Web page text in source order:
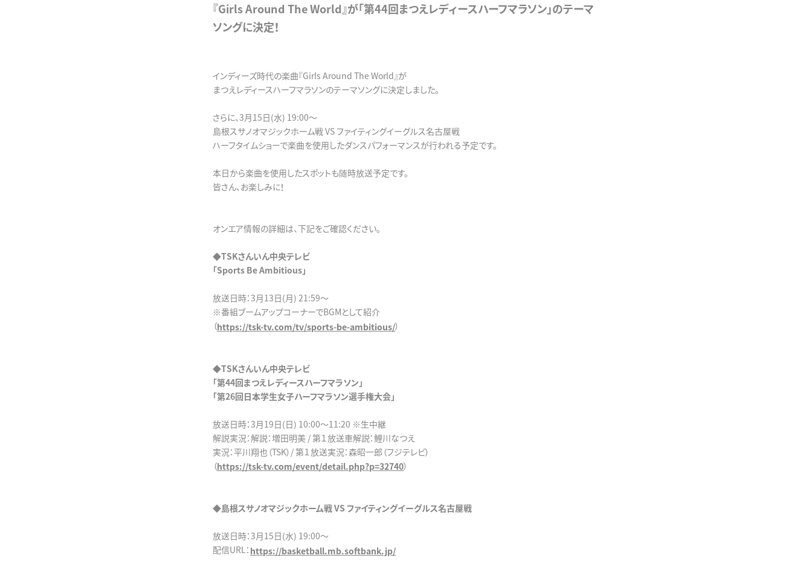
『Girls Around The World』が「第44回まつえレディースハーフマラソン」のテーマ
ソングに決定！
インディーズ時代の楽曲『Girls Around The World』が
まつえレディースハーフマラソンのテーマソングに決定しました。
さらに、3月15日(水) 19:00～
島根スサノオマジックホーム戦 VS ファイティングイーグルス名古屋戦
ハーフタイムショーで楽曲を使用したダンスパフォーマンスが行われる予定です。
本日から楽曲を使用したスポットも随時放送予定です。
皆さん、お楽しみに！
オンエア情報の詳細は、下記をご確認ください。
◆TSKさんいん中央テレビ
「Sports Be Ambitious」
放送日時：3月13日(月) 21:59～
※番組ブームアップコーナーでBGMとして紹介
（https://tsk-tv.com/tv/sports-be-ambitious/）
◆TSKさんいん中央テレビ
「第44回まつえレディースハーフマラソン」
「第26回日本学生女子ハーフマラソン選手権大会」
放送日時：3月19日(日) 10:00～11:20 ※生中継
解説実況：解説：増田明美 / 第１放送車解説：鯉川なつえ
実況：平川翔也（TSK）/ 第１放送実況：森昭一郎（フジテレビ）
（https://tsk-tv.com/event/detail.php?p=32740）
◆島根スサノオマジックホーム戦 VS ファイティングイーグルス名古屋戦
放送日時：3月15日(水) 19:00～
配信URL： https://basketball.mb.softbank.jp/